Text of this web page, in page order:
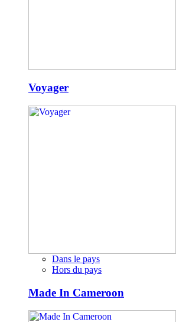
Voyager
Dans le pays
Hors du pays
Made In Cameroon